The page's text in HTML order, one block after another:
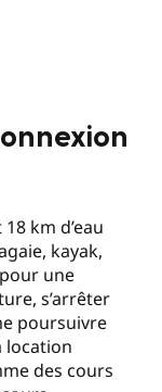
km d’eau
kayak,
une
s’arrêter
poursuivre
location
des cours